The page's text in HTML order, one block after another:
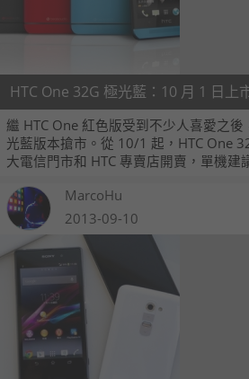
HTC One 32G 極光藍：10 月 1 日上
繼 HTC One 紅色版受到不少人喜愛之
光藍版本搶市。從 10/1 起，HTC One
大電信門市和 HTC 專賣店開賣，單機建
MarcoHu
2013-09-10